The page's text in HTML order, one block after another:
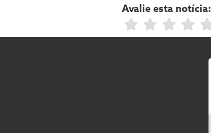
Avalie esta notícia: